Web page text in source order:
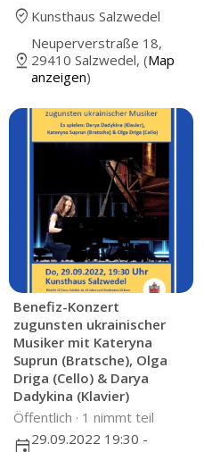
where_to_vote Kunsthaus Salzwedel
pin_drop
Neuperverstraße 18,
29410 Salzwedel, (Map
anzeigen)
Benefiz-Konzert
zugunsten ukrainischer
Musiker mit Kateryna
Suprun (Bratsche), Olga
Driga (Cello) & Darya
Dadykina (Klavier)
Öffentlich · 1 nimmt teil
29.09.2022 19:30 -